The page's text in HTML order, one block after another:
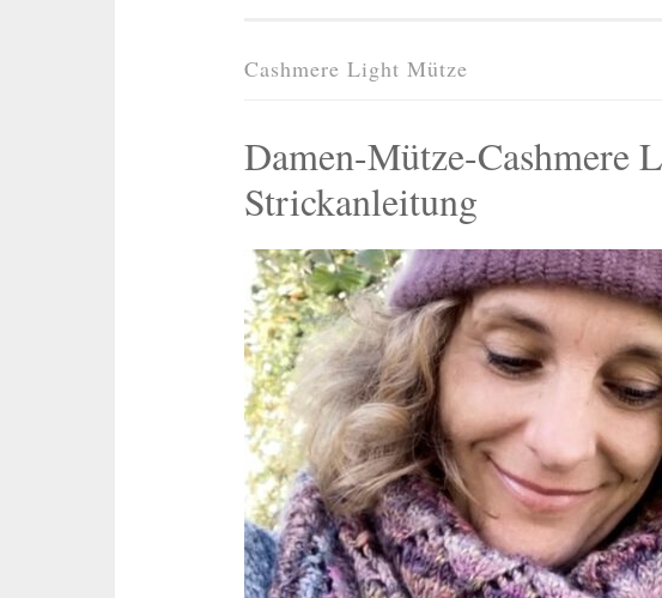
Cashmere Light Mütze
Damen-Mütze-Cashmere
Strickanleitung